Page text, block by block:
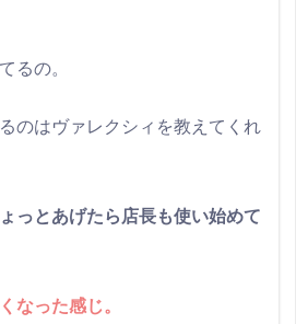
るの。
のはヴァレクシィを教えてくれ
っとあげたら店長も使い始めて
なった感じ。